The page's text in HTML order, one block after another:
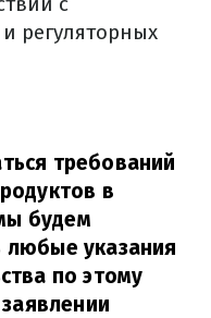
регуляторных
требований
в
будем
указания
по этому